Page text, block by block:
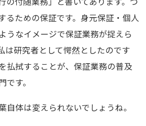
るための保証です。身元保証・個人
うなイメージで保証業務が捉えら
は研究者として愕然としたのです
払拭することが、保証業務の普及
す。
自体は変えられないでしょうね。